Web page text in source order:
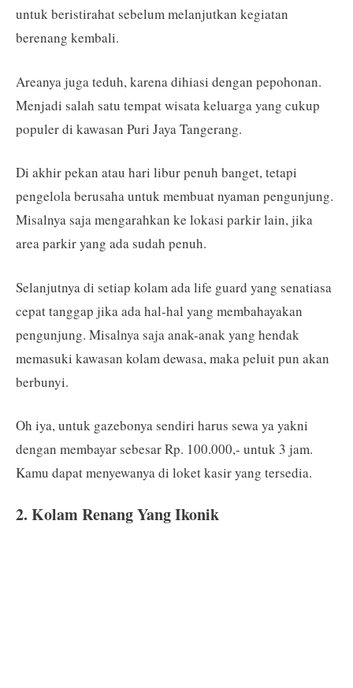
untuk beristirahat sebelum melanjutkan kegiatan
berenang kembali.
Areanya juga teduh, karena dihiasi dengan pepohonan.
Menjadi salah satu tempat wisata keluarga yang cukup
populer di kawasan Puri Jaya Tangerang.
Di akhir pekan atau hari libur penuh banget, tetapi
pengelola berusaha untuk membuat nyaman pengunjung.
Misalnya saja mengarahkan ke lokasi parkir lain, jika
area parkir yang ada sudah penuh.
Selanjutnya di setiap kolam ada life guard yang senatiasa
cepat tanggap jika ada hal-hal yang membahayakan
pengunjung. Misalnya saja anak-anak yang hendak
memasuki kawasan kolam dewasa, maka peluit pun akan
berbunyi.
Oh iya, untuk gazebonya sendiri harus sewa ya yakni
dengan membayar sebesar Rp. 100.000,- untuk 3 jam.
Kamu dapat menyewanya di loket kasir yang tersedia.
2. Kolam Renang Yang Ikonik